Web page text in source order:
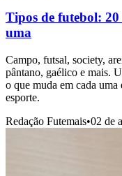
Tipos de futebol: 20
uma
Campo, futsal, society,
pântano, gaélico e mais.
o que muda em cada uma
esporte.
Redação Futemais•02 de